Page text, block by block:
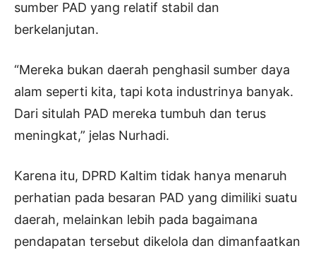
sumber PAD yang relatif stabil dan
berkelanjutan.
“Mereka bukan daerah penghasil sumber daya
alam seperti kita, tapi kota industrinya banyak.
Dari situlah PAD mereka tumbuh dan terus
meningkat,” jelas Nurhadi.
Karena itu, DPRD Kaltim tidak hanya menaruh
perhatian pada besaran PAD yang dimiliki suatu
daerah, melainkan lebih pada bagaimana
pendapatan tersebut dikelola dan dimanfaatkan